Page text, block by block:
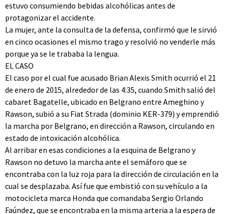
estuvo consumiendo bebidas alcohólicas antes de
protagonizar el accidente.
La mujer, ante la consulta de la defensa, confirmó que le sirvió
en cinco ocasiones el mismo trago y resolvió no venderle más
porque ya se le trababa la lengua.
EL CASO
El caso por el cual fue acusado Brian Alexis Smith ocurrió el 21
de enero de 2015, alrededor de las 4:35, cuando Smith salió del
cabaret Bagatelle, ubicado en Belgrano entre Ameghino y
Rawson, subió a su Fiat Strada (dominio KER-379) y emprendió
la marcha por Belgrano, en dirección a Rawson, circulando en
estado de intoxicación alcohólica.
Al arribar en esas condiciones a la esquina de Belgrano y
Rawson no detuvo la marcha ante el semáforo que se
encontraba con la luz roja para la dirección de circulación en la
cual se desplazaba. Así fue que embistió con su vehículo a la
motocicleta marca Honda que comandaba Sergio Orlando
Faúndez, que se encontraba en la misma arteria a la espera de